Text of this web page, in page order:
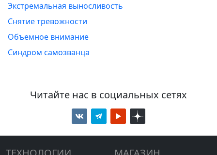
Экстремальная выносливость
Снятие тревожности
Объемное внимание
Синдром самозванца
Читайте нас в социальных сетях